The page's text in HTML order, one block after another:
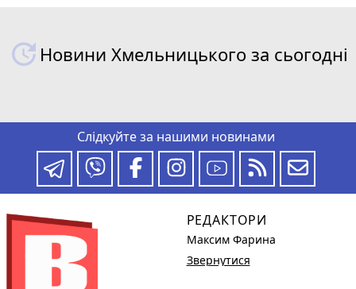
Новини Хмельницького за сьогодні
Слідкуйте за нашими новинами
РЕДАКТОРИ
Максим Фарина
Звернутися